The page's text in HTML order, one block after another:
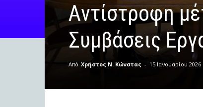
Aντίστροφη
Συμβάσεις
Από Χρήστος Ν. Κώνστας - 15 Ιανουαρίου 2026